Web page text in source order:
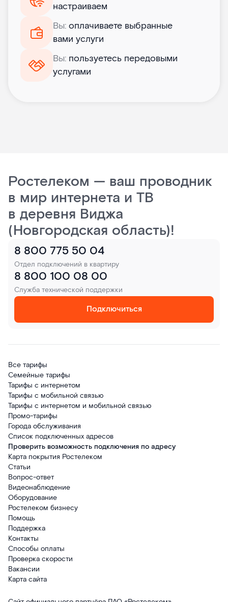
настраиваем
Вы: оплачиваете выбранные
вами услуги
Вы: пользуетесь передовыми
услугами
Ростелеком — ваш проводник
в мир интернета и ТВ
в деревня Виджа
(Новгородская область)!
8 800 775 50 04
Отдел подключений в квартиру
8 800 100 08 00
Служба технической поддержки
Подключиться
Все тарифы
Семейные тарифы
Тарифы с интернетом
Тарифы с мобильной связью
Тарифы с интернетом и мобильной связью
Промо-тарифы
Города обслуживания
Список подключенных адресов
Проверить возможность подключения по адресу
Карта покрытия Ростелеком
Статьи
Вопрос-ответ
Видеонаблюдение
Оборудование
Ростелеком бизнесу
Помощь
Поддержка
Контакты
Способы оплаты
Проверка скорости
Вакансии
Карта сайта